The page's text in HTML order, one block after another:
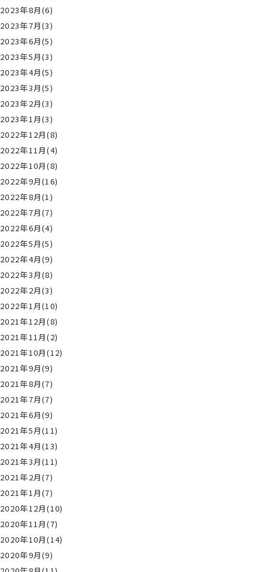
2023年8月(6)
2023年7月(3)
2023年6月(5)
2023年5月(3)
2023年4月(5)
2023年3月(5)
2023年2月(3)
2023年1月(3)
2022年12月(8)
2022年11月(4)
2022年10月(8)
2022年9月(16)
2022年8月(1)
2022年7月(7)
2022年6月(4)
2022年5月(5)
2022年4月(9)
2022年3月(8)
2022年2月(3)
2022年1月(10)
2021年12月(8)
2021年11月(2)
2021年10月(12)
2021年9月(9)
2021年8月(7)
2021年7月(7)
2021年6月(9)
2021年5月(11)
2021年4月(13)
2021年3月(11)
2021年2月(7)
2021年1月(7)
2020年12月(10)
2020年11月(7)
2020年10月(14)
2020年9月(9)